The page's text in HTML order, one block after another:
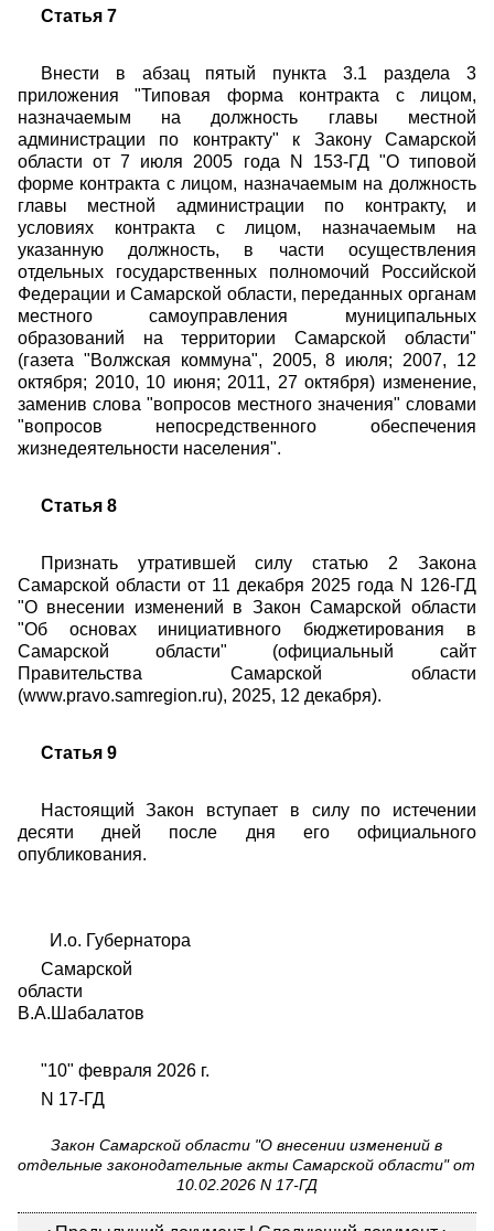
Статья 7
Внести в абзац пятый пункта 3.1 раздела 3
приложения "Типовая форма контракта с лицом,
назначаемым на должность главы местной
администрации по контракту" к Закону Самарской
области от 7 июля 2005 года N 153-ГД "О типовой
форме контракта с лицом, назначаемым на должность
главы местной администрации по контракту, и
условиях контракта с лицом, назначаемым на
указанную должность, в части осуществления
отдельных государственных полномочий Российской
Федерации и Самарской области, переданных органам
местного самоуправления муниципальных
образований на территории Самарской области"
(газета "Волжская коммуна", 2005, 8 июля; 2007, 12
октября; 2010, 10 июня; 2011, 27 октября) изменение,
заменив слова "вопросов местного значения" словами
"вопросов непосредственного обеспечения
жизнедеятельности населения".
Статья 8
Признать утратившей силу статью 2 Закона
Самарской области от 11 декабря 2025 года N 126-ГД
"О внесении изменений в Закон Самарской области
"Об основах инициативного бюджетирования в
Самарской области" (официальный сайт
Правительства Самарской области
(www.pravo.samregion.ru), 2025, 12 декабря).
Статья 9
Настоящий Закон вступает в силу по истечении
десяти дней после дня его официального
опубликования.
И.о. Губернатора
Самарской
В.А.Шабалатов
"10" февраля 2026 г.
N 17-ГД
Закон Самарской области "О внесении изменений в
отдельные законодательные акты Самарской области" от
10.02.2026 N 17-ГД